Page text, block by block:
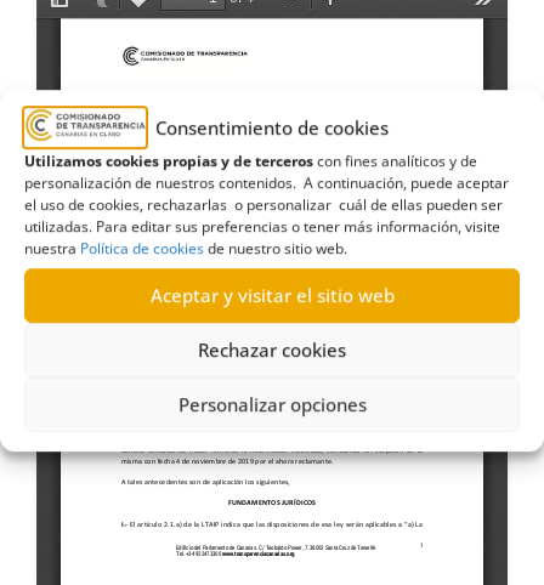
Consentimiento de cookies
Utilizamos cookies propias y de terceroscon fines analíticos y de
personalización de nuestros contenidos. A continuación, puede aceptar
el uso de cookies, rechazarlas o personalizar cuál de ellas pueden ser
utilizadas. Para editar sus preferencias o tener más información, visite
nuestra Política de cookiesde nuestro sitio web.
Aceptar y visitar el sitio web
Rechazar cookies
Personalizar opciones